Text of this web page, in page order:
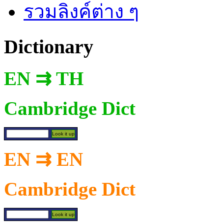
รวมลิงค์ต่าง ๆ
Dictionary
EN ⇉ TH
Cambridge Dict
EN ⇉ EN
Cambridge Dict